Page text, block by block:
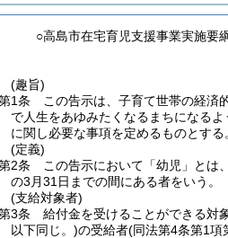
○高島市在宅育児支援事業実施要
(趣旨)
1条
この告示は、子育て世帯の経済
で人生をあゆみたくなるまちになる
に関し必要な事項を定めるものとする
(定義)
2条
この告示において「幼児」とは
の3月31日までの間にある者をいう。
(支給対象者)
3条
給付金を受けることができる対
以下同じ。)の受給者(同法第4条第1項